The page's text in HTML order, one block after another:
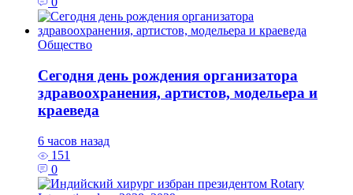
Общество
Сегодня день рождения организатора
здравоохранения, артистов, модельера и
краеведа
6 часов назад
151
0